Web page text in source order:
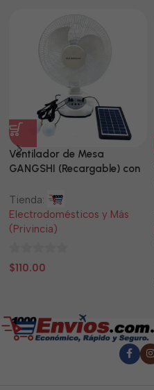
Ventilador de Mesa
GANGSHI (Recargable) con
Tienda:
Electrodomésticos y Más
(Privincia)
0
$110.00